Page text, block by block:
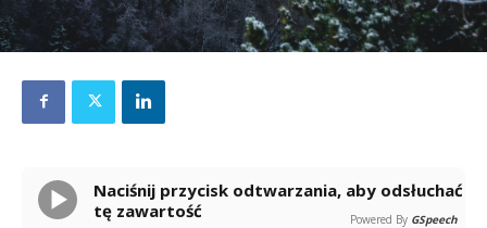
Naciśnij przycisk odtwarzania, aby odsłuchać
tę zawartość
Powered By GSpeech